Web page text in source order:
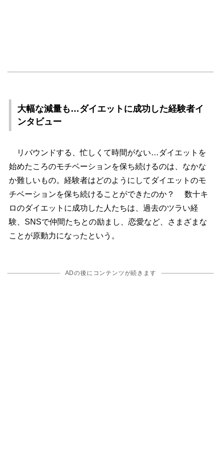
大幅な減量も…ダイエットに成功した経験者イ
ンタビュー
リバウンドする、忙しくて時間がない…ダイエットを
始めたころのモチベーションを保ち続けるのは、なかな
か難しいもの。経験者はどのようにしてダイエットのモ
チベーションを保ち続けることができたのか？ 数十キ
ロのダイエットに成功した人たちは、過去のツラい経
験、SNSで仲間たちとの励まし、恋愛など、さまざまな
ことが原動力になったという。
ADの後にコンテンツが続きます